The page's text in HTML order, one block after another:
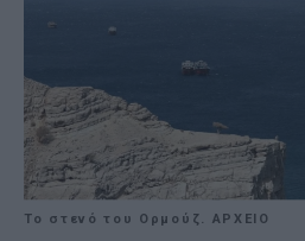
Το στενό του Ορμούζ. ΑΡΧΕΙΟ